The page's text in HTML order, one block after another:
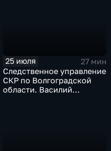
25 июля
27 мин
Следственное управление
СКР по Волгоградской
области. Василий